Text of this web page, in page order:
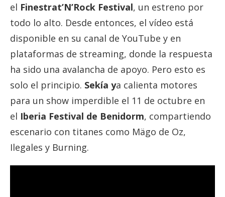
el Finestrat’N’Rock Festival, un estreno por
todo lo alto. Desde entonces, el vídeo está
disponible en su canal de YouTube y en
plataformas de streaming, donde la respuesta
ha sido una avalancha de apoyo. Pero esto es
solo el principio. Sekía ya calienta motores
para un show imperdible el 11 de octubre en
el Iberia Festival de Benidorm, compartiendo
escenario con titanes como Mägo de Oz,
Ilegales y Burning.